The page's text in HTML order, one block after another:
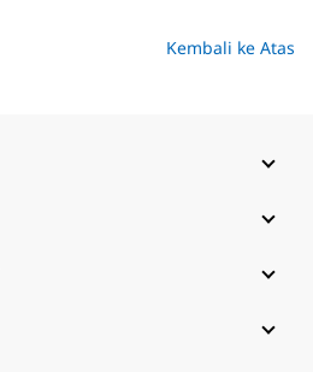
Kembali ke Atas